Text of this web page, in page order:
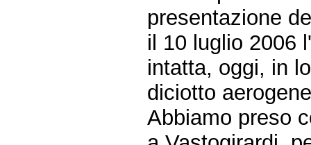
presentazione
il 10 luglio 2006
intatta, oggi, in
diciotto
Abbiamo preso